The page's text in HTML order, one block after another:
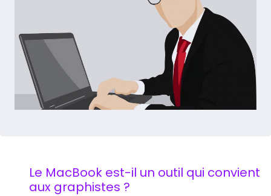
Le MacBook est-il un outil qui convient
aux graphistes ?